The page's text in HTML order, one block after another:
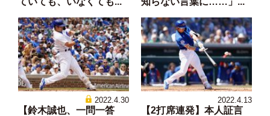
2022.4.30
【鈴木誠也、一問一答
2022.4.13
【2打席連発】本人証言